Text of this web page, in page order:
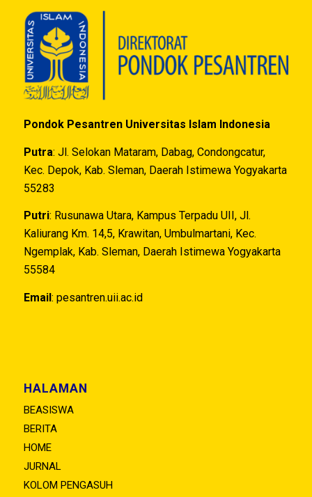
Pondok Pesantren Universitas Islam Indonesia
Putra: Jl. Selokan Mataram, Dabag, Condongcatur,
Kec. Depok, Kab. Sleman, Daerah Istimewa Yogyakarta
55283
Putri: Rusunawa Utara, Kampus Terpadu UII, Jl.
Kaliurang Km. 14,5, Krawitan, Umbulmartani, Kec.
Ngemplak, Kab. Sleman, Daerah Istimewa Yogyakarta
55584
Email: pesantren.uii.ac.id
HALAMAN
BEASISWA
BERITA
HOME
JURNAL
KOLOM PENGASUH